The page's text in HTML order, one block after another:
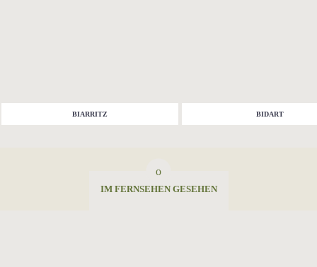
BIARRITZ BIDART
IM FERNSEHEN GESEHEN